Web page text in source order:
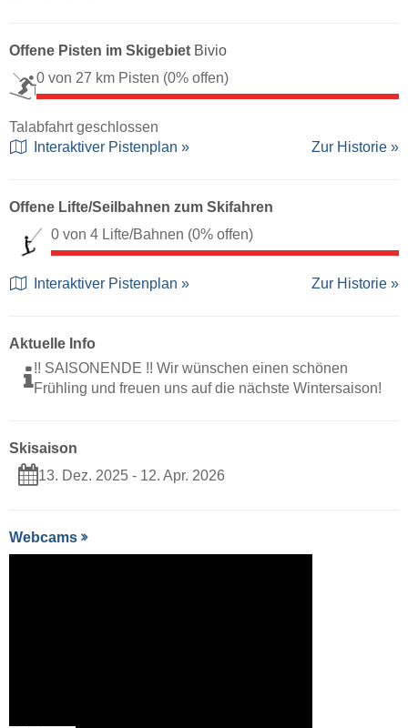
Offene Pisten im Skigebiet Bivio
0 von 27 km Pisten (0% offen)
Talabfahrt geschlossen
Interaktiver Pistenplan »
Zur Historie »
Offene Lifte/Seilbahnen zum Skifahren
0 von 4 Lifte/Bahnen (0% offen)
Interaktiver Pistenplan » Zur Historie »
Aktuelle Info
!! SAISONENDE !! Wir wünschen einen schönen
Frühling und freuen uns auf die nächste Wintersaison!
Skisaison
13. Dez. 2025 - 12. Apr. 2026
Webcams